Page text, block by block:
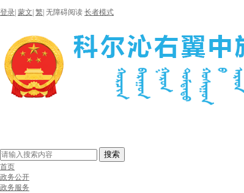
登录 蒙文 繁 无障碍阅读 长者模式
搜索
首页
政务公开
政务服务